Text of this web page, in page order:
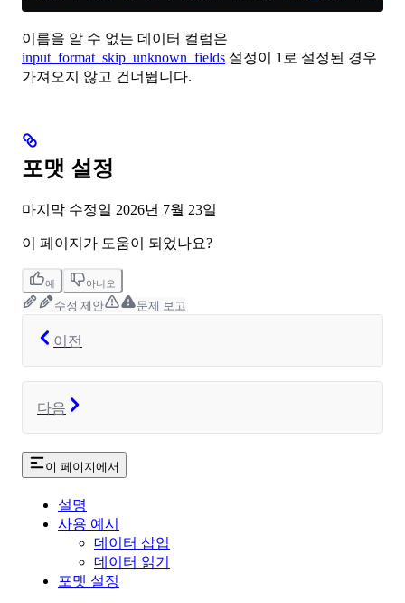
이름을 알 수 없는 데이터 컬럼은
input_format_skip_unknown_fields 설정이 1로 설정된 경우
가져오지 않고 건너뜁니다.
포맷 설정
마지막 수정일 2026년 7월 23일
이 페이지가 도움이 되었나요?
예 아니오
수정 제안 문제 보고
이전
다음
이 페이지에서
설명
사용 예시
데이터 삽입
데이터 읽기
포맷 설정